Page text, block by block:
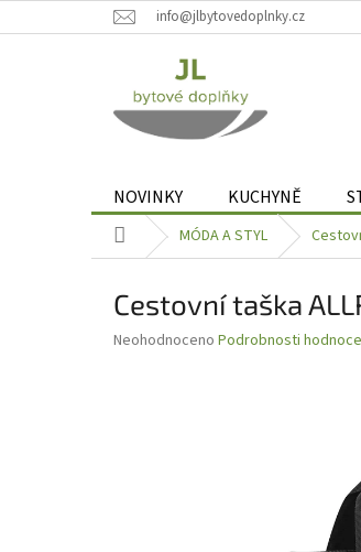
na
info@jlbytovedoplnky.cz
NOVINKY KUCHYNĚ
Domů MÓDA A STYL
Cestovní taška
Průměrné
Neohodnoceno Podrobnosti